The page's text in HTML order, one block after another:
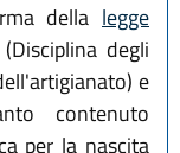
della legge
(Disciplina degli
e
contenuto
per la nascita